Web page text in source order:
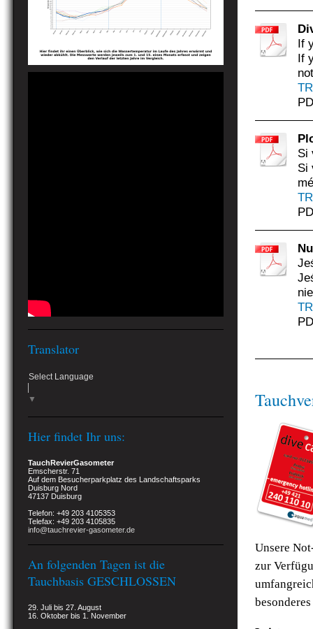
Translator
Select Language
▼
Hier findet Ihr uns:
TauchRevierGasometer
Emscherstr. 71
Auf dem Besucherparkplatz des Landschaftsparks
Duisburg Nord
47137 Duisburg
Telefon: +49 203 4105353
Telefax: +49 203 4105835
info@tauchrevier-gasometer.de
An folgenden Tagen ist die
Tauchbasis GESCHLOSSEN
29. Juli bis 27. August
16. Oktober bis 1. November
If
If
Si
Si
Unsere
zur